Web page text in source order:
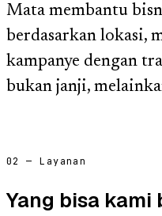
Mata membantu
berdasarkan lokasi,
kampanye dengan
bukan janji,
02 — Layanan
Yang bisa